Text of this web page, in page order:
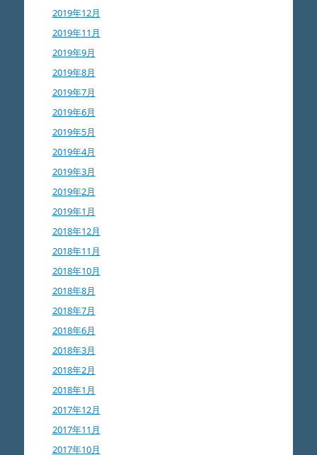
2019年12月
2019年11月
2019年9月
2019年8月
2019年7月
2019年6月
2019年5月
2019年4月
2019年3月
2019年2月
2019年1月
2018年12月
2018年11月
2018年10月
2018年8月
2018年7月
2018年6月
2018年3月
2018年2月
2018年1月
2017年12月
2017年11月
2017年10月